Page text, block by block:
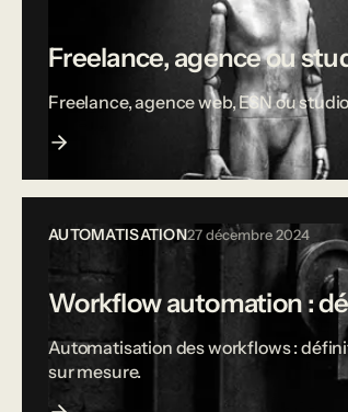
Freelance, agence ou
Freelance, agence web, ESN ou
AUTOMATISATION27 décembre 2024
Workflow automation :
Automatisation des workflows :
sur mesure.